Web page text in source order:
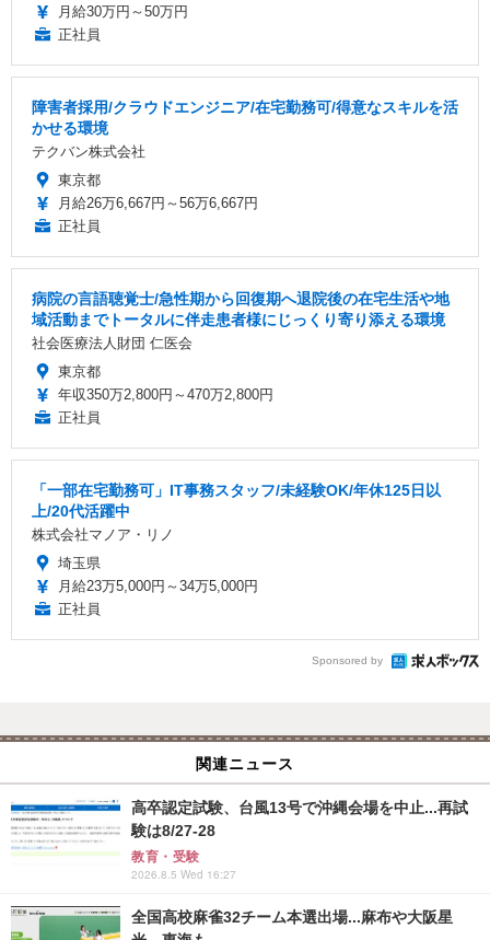
月給30万円～50万円
正社員
障害者採用/クラウドエンジニア/在宅勤務可/得意なスキルを活
かせる環境
テクバン株式会社
東京都
月給26万6,667円～56万6,667円
正社員
病院の言語聴覚士/急性期から回復期へ退院後の在宅生活や地
域活動までトータルに伴走患者様にじっくり寄り添える環境
社会医療法人財団 仁医会
東京都
年収350万2,800円～470万2,800円
正社員
「一部在宅勤務可」IT事務スタッフ/未経験OK/年休125日以
上/20代活躍中
株式会社マノア・リノ
埼玉県
月給23万5,000円～34万5,000円
正社員
Sponsored by
関連ニュース
高卒認定試験、台風13号で沖縄会場を中止...再試
験は8/27-28
教育・受験
2026.8.5 Wed 16:27
全国高校麻雀32チーム本選出場...麻布や大阪星